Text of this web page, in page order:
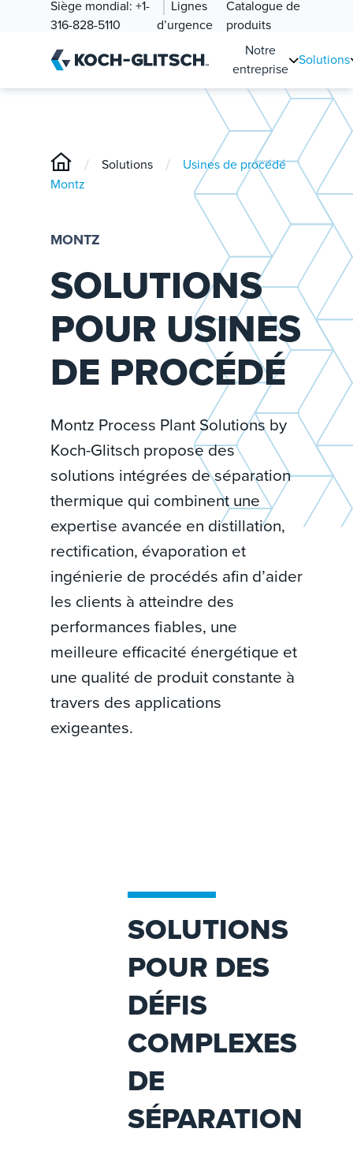
Siège mondial: +1-
316-828-5110
Lignes
d’urgence
Catalogue de
produits
Notre
entreprise
Solutions
/ Solutions /
Usines de procédé
Montz
MONTZ
SOLUTIONS
POUR USINES
DE PROCÉDÉ
Montz Process Plant Solutions by
Koch-Glitsch propose des
solutions intégrées de séparation
thermique qui combinent une
expertise avancée en distillation,
rectification, évaporation et
ingénierie de procédés afin d’aider
les clients à atteindre des
performances fiables, une
meilleure efficacité énergétique et
une qualité de produit constante à
travers des applications
exigeantes.
SOLUTIONS
POUR DES
DÉFIS
COMPLEXES
DE
SÉPARATION